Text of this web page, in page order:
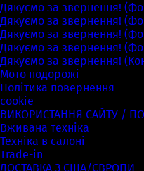
Дякуємо за звернення!
Дякуємо за звернення!
Дякуємо за звернення!
Дякуємо за звернення!
Дякуємо за звернення!
Мото подорожі
Політика повернення
cookie
ВИКОРИСТАННЯ САЙТУ /
Вживана техніка
Техніка в салоні
Trade-in
ДОСТАВКА З США/ЄВРОПИ